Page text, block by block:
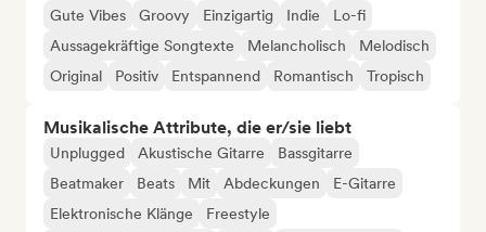
Gute Vibes
Groovy Einzigartig Indie
Lo-fi
Aussagekräftige Songtexte
Melancholisch
Melodisch
Original
Positiv Entspannend Romantisch Tropisch
Musikalische Attribute, die er/sie liebt
Unplugged Akustische Gitarre
Bassgitarre
Beatmaker
Beats Mit Abdeckungen
E-Gitarre
Elektronische Klänge
Freestyle